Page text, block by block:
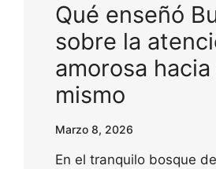
Qué enseñó
sobre la
amorosa
mismo
Marzo 8, 2026
En el tranquilo bosque